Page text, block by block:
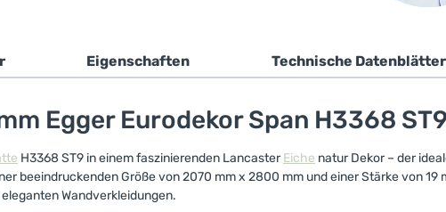
Eigenschaften Technische Datenblätter
Egger Eurodekor Span H3368
H3368 ST9 in einem faszinierenden LancasterEiche natur Dekor – der
beeindruckenden Größe von 2070 mm x 2800 mm und einer Stärke von 19
Wandverkleidungen.